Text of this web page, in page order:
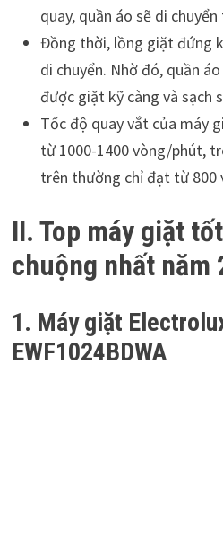
quay, quần áo sẽ di
Đồng thời, lồng giặt đứng
di chuyển. Nhờ đó, quần
được giặt kỹ càng và sạch
Tốc độ quay vắt của máy
từ 1000-1400 vòng/phút,
trên thường chỉ đạt từ
II. Top máy giặt
chuộng nhất năm
1. Máy giặt
EWF1024BDWA